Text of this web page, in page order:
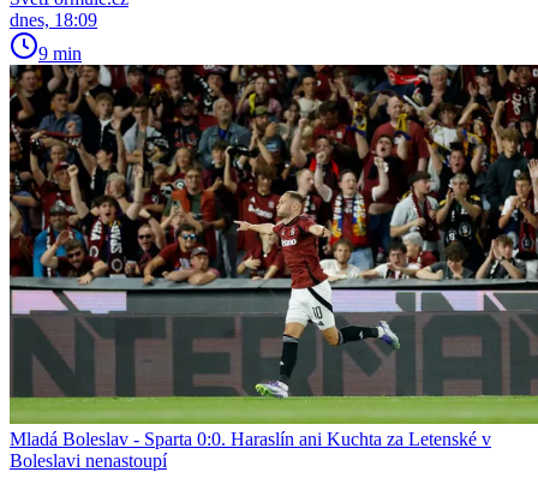
dnes, 18:09
9 min
Mladá Boleslav - Sparta 0:0. Haraslín ani Kuchta za Letenské v
Boleslavi nenastoupí